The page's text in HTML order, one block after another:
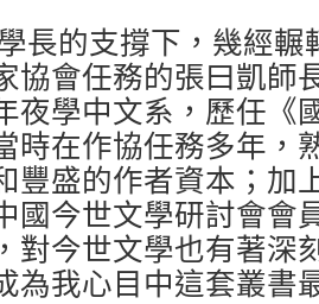
長的支撐下，幾經
協會任務的張曰凱師
夜學中文系，歷任《
時在作協任務多年，
豐盛的作者資本；加
國今世文學研討會會
對今世文學也有著深
為我心目中這套叢書